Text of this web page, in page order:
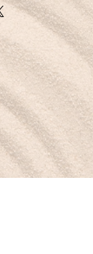
comme la